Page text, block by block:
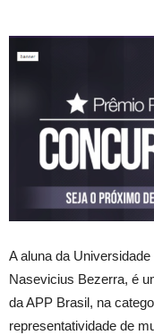
A aluna da
Nasevicius Bezerra, é
da APP Brasil, na
representatividade de